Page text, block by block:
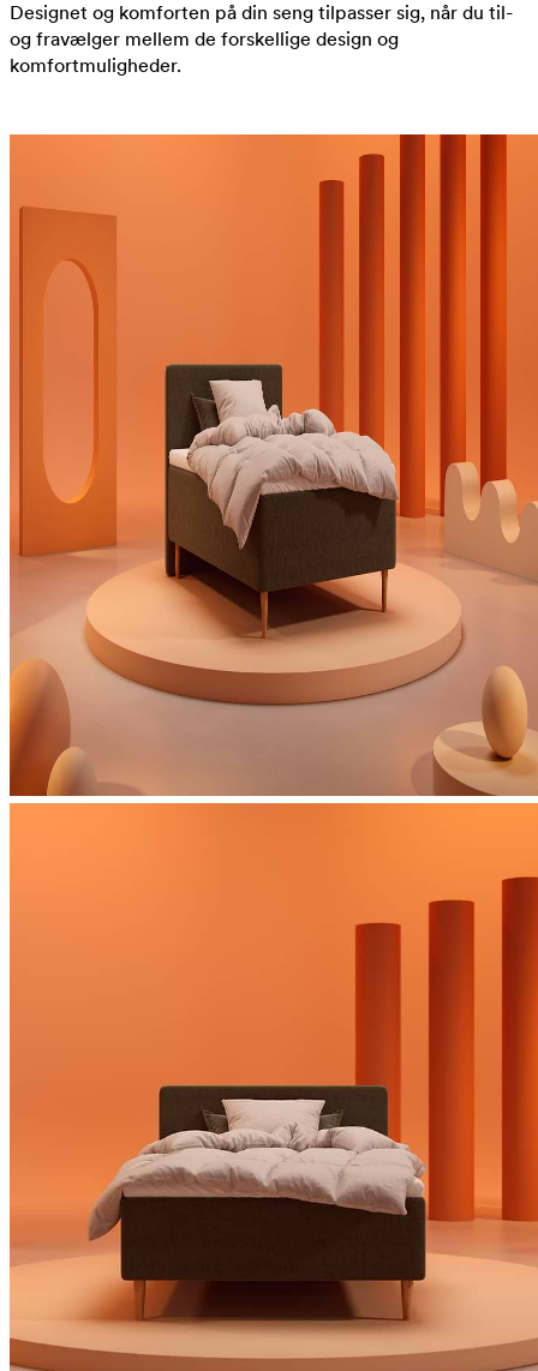
Designet og komforten på din seng tilpasser sig, når du til-
og fravælger mellem de forskellige design og
komfortmuligheder.